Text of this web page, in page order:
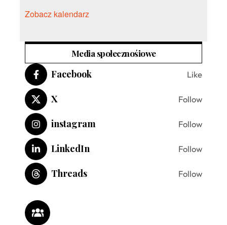
Zobacz kalendarz
Media społecznośiowe
Facebook Like
X Follow
instagram Follow
LinkedIn Follow
Threads Follow